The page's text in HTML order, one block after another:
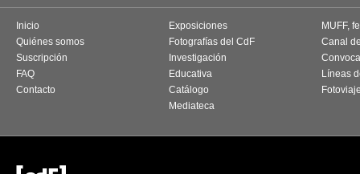
Inicio
Quiénes somos
Suscripción
FAQ
Contacto
Exposiciones
Fotografías del CdF
Investigación
Educativa
Catálogo
Mediateca
MUFF,
Canal
Líneas